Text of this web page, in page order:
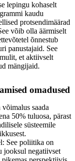
lepingu kohaselt
kaudu
protsendimäärad
võib olla äärmiselt
õnnestub
panustajaid. See
et aktiivselt
mängijaid.
omadused
saada
50% tuluosa, pärast
süsteemile
See poliitika on
jooksul negatiivset